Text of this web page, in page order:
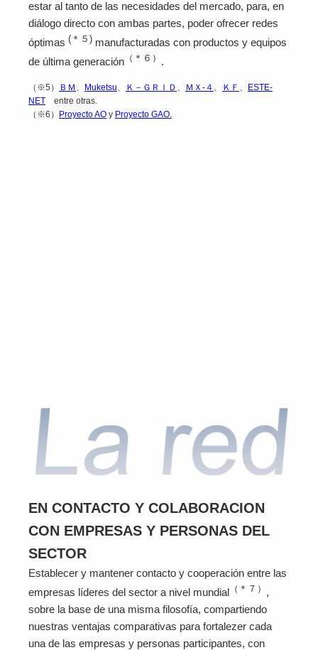
estar al tanto de las necesidades del mercado, para, en
diálogo directo con ambas partes, poder ofrecer redes
óptimas (＊５) manufacturadas con productos y equipos
de última generación （＊６） .
（※5） ＢＭ Muketsu Ｋ－ＧＲＩＤ ＭＸ-４ ＫＦ
ESTE-
NET entre otras.
（※6） Proyecto AO y Proyecto GAO.
EN CONTACTO Y COLABORACION
CON EMPRESAS Y PERSONAS DEL
SECTOR
Establecer y mantener contacto y cooperación entre las
empresas líderes del sector a nivel mundial （＊７） ,
sobre la base de una misma filosofía, compartiendo
nuestras ventajas comparativas para fortalezer cada
una de las empresas y personas participantes, con